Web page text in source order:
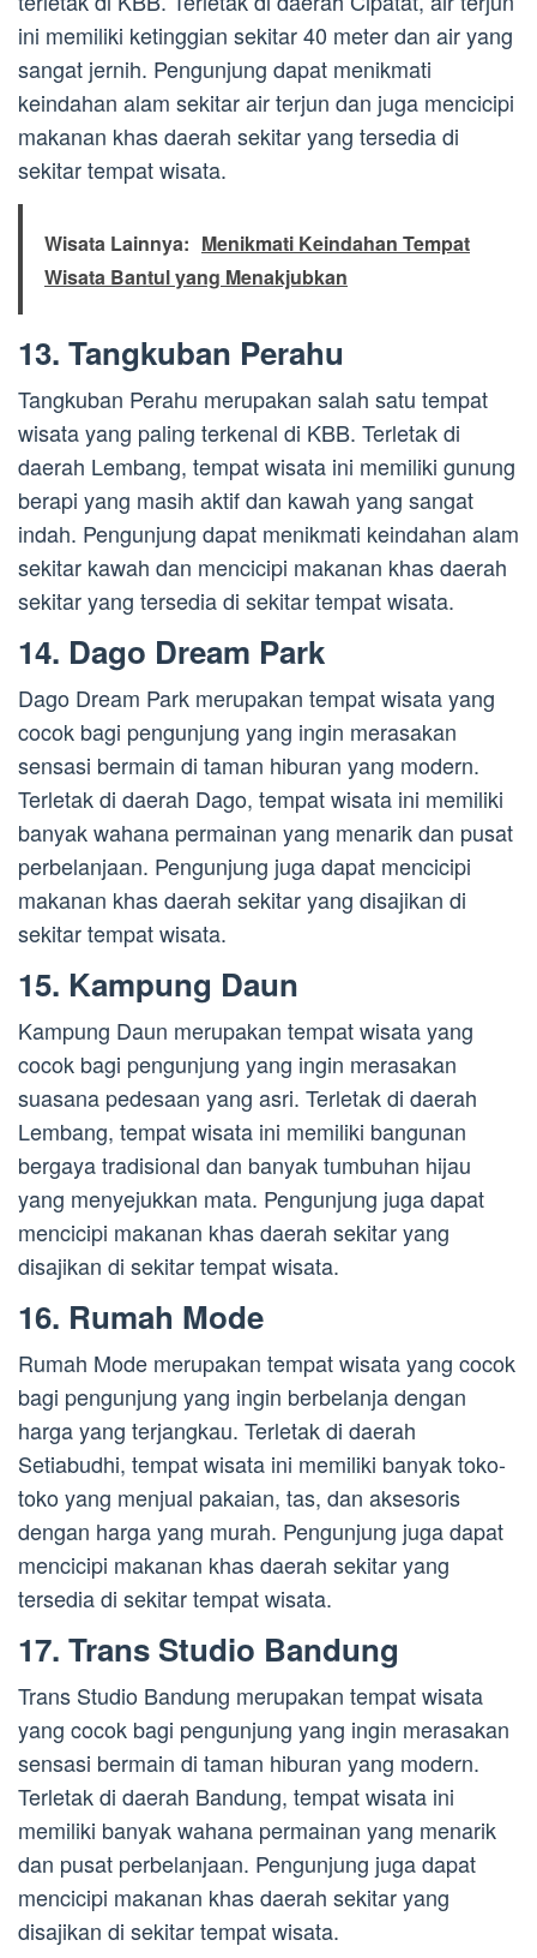
ini memiliki ketinggian sekitar 40 meter dan air yang
sangat jernih. Pengunjung dapat menikmati
keindahan alam sekitar air terjun dan juga mencicipi
makanan khas daerah sekitar yang tersedia di
sekitar tempat wisata.
Wisata Lainnya: Menikmati Keindahan Tempat
Wisata Bantul yang Menakjubkan
13. Tangkuban Perahu
Tangkuban Perahu merupakan salah satu tempat
wisata yang paling terkenal di KBB. Terletak di
daerah Lembang, tempat wisata ini memiliki gunung
berapi yang masih aktif dan kawah yang sangat
indah. Pengunjung dapat menikmati keindahan alam
sekitar kawah dan mencicipi makanan khas daerah
sekitar yang tersedia di sekitar tempat wisata.
14. Dago Dream Park
Dago Dream Park merupakan tempat wisata yang
cocok bagi pengunjung yang ingin merasakan
sensasi bermain di taman hiburan yang modern.
Terletak di daerah Dago, tempat wisata ini memiliki
banyak wahana permainan yang menarik dan pusat
perbelanjaan. Pengunjung juga dapat mencicipi
makanan khas daerah sekitar yang disajikan di
sekitar tempat wisata.
15. Kampung Daun
Kampung Daun merupakan tempat wisata yang
cocok bagi pengunjung yang ingin merasakan
suasana pedesaan yang asri. Terletak di daerah
Lembang, tempat wisata ini memiliki bangunan
bergaya tradisional dan banyak tumbuhan hijau
yang menyejukkan mata. Pengunjung juga dapat
mencicipi makanan khas daerah sekitar yang
disajikan di sekitar tempat wisata.
16. Rumah Mode
Rumah Mode merupakan tempat wisata yang cocok
bagi pengunjung yang ingin berbelanja dengan
harga yang terjangkau. Terletak di daerah
Setiabudhi, tempat wisata ini memiliki banyak toko-
toko yang menjual pakaian, tas, dan aksesoris
dengan harga yang murah. Pengunjung juga dapat
mencicipi makanan khas daerah sekitar yang
tersedia di sekitar tempat wisata.
17. Trans Studio Bandung
Trans Studio Bandung merupakan tempat wisata
yang cocok bagi pengunjung yang ingin merasakan
sensasi bermain di taman hiburan yang modern.
Terletak di daerah Bandung, tempat wisata ini
memiliki banyak wahana permainan yang menarik
dan pusat perbelanjaan. Pengunjung juga dapat
mencicipi makanan khas daerah sekitar yang
disajikan di sekitar tempat wisata.